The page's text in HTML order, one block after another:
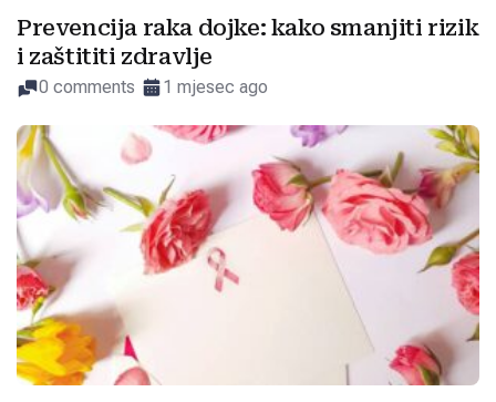
Prevencija raka dojke: kako smanjiti rizik
i zaštititi zdravlje
0 comments 1 mjesec ago